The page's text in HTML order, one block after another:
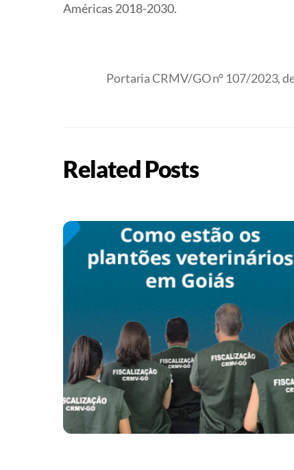
Américas 2018-2030.
Portaria CRMV/GO nº 107/2023,
Related Posts